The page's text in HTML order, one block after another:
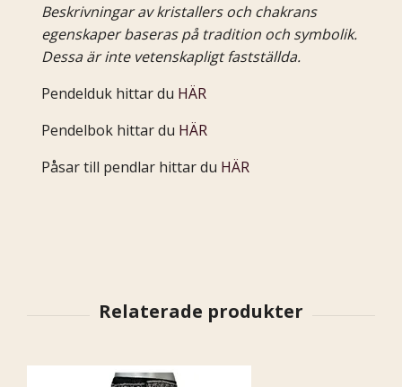
Beskrivningar av kristallers och chakrans
egenskaper baseras på tradition och symbolik.
Dessa är inte vetenskapligt fastställda.
Pendelduk hittar du HÄR
Pendelbok hittar du HÄR
Påsar till pendlar hittar du HÄR